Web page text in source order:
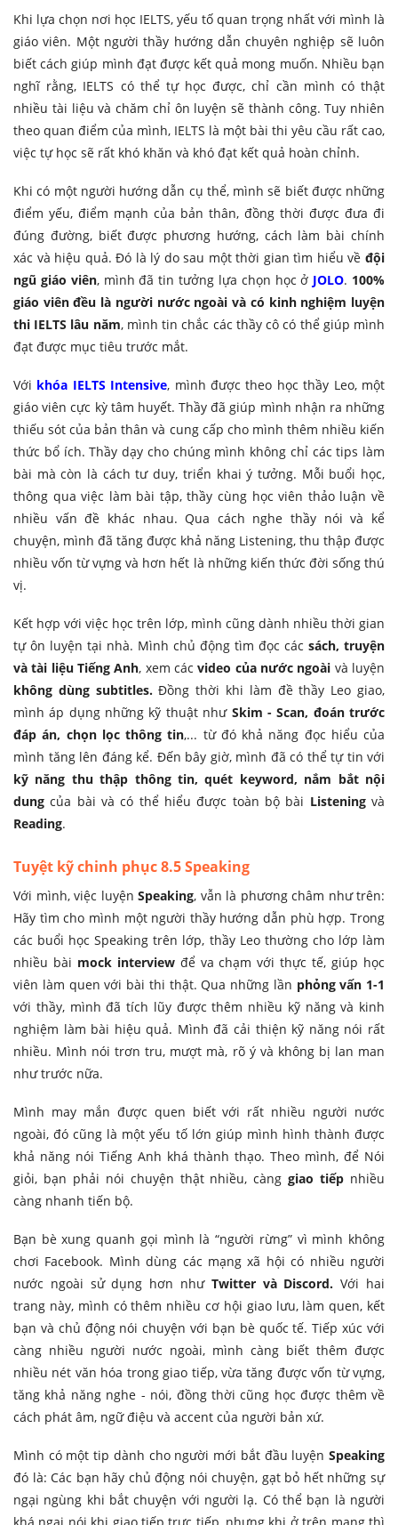
Khi lựa chọn nơi học IELTS, yếu tố quan trọng nhất với mình là
giáo viên. Một người thầy hướng dẫn chuyên nghiệp sẽ luôn
biết cách giúp mình đạt được kết quả mong muốn. Nhiều bạn
nghĩ rằng, IELTS có thể tự học được, chỉ cần mình có thật
nhiều tài liệu và chăm chỉ ôn luyện sẽ thành công. Tuy nhiên
theo quan điểm của mình, IELTS là một bài thi yêu cầu rất cao,
việc tự học sẽ rất khó khăn và khó đạt kết quả hoàn chỉnh.
Khi có một người hướng dẫn cụ thể, mình sẽ biết được những
điểm yếu, điểm mạnh của bản thân, đồng thời được đưa đi
đúng đường, biết được phương hướng, cách làm bài chính
xác và hiệu quả. Đó là lý do sau một thời gian tìm hiểu về đội
ngũ giáo viên, mình đã tin tưởng lựa chọn học ở JOLO. 100%
giáo viên đều là người nước ngoài và có kinh nghiệm luyện
thi IELTS lâu năm, mình tin chắc các thầy cô có thể giúp mình
đạt được mục tiêu trước mắt.
Với khóa IELTS Intensive, mình được theo học thầy Leo, một
giáo viên cực kỳ tâm huyết. Thầy đã giúp mình nhận ra những
thiếu sót của bản thân và cung cấp cho mình thêm nhiều kiến
thức bổ ích. Thầy dạy cho chúng mình không chỉ các tips làm
bài mà còn là cách tư duy, triển khai ý tưởng. Mỗi buổi học,
thông qua việc làm bài tập, thầy cùng học viên thảo luận về
nhiều vấn đề khác nhau. Qua cách nghe thầy nói và kể
chuyện, mình đã tăng được khả năng Listening, thu thập được
nhiều vốn từ vựng và hơn hết là những kiến thức đời sống thú
vị.
Kết hợp với việc học trên lớp, mình cũng dành nhiều thời gian
tự ôn luyện tại nhà. Mình chủ động tìm đọc các sách, truyện
và tài liệu Tiếng Anh, xem các video của nước ngoài và luyện
không dùng subtitles.Đồng thời khi làm đề thầy Leo giao,
mình áp dụng những kỹ thuật như Skim - Scan, đoán trước
đáp án, chọn lọc thông tin,... từ đó khả năng đọc hiểu của
mình tăng lên đáng kể. Đến bây giờ, mình đã có thể tự tin với
kỹ năng thu thập thông tin, quét keyword, nắm bắt nội
dung của bài và có thể hiểu được toàn bộ bài Listeningvà
Reading.
Tuyệt kỹ chinh phục 8.5 Speaking
Với mình, việc luyện Speaking, vẫn là phương châm như trên:
Hãy tìm cho mình một người thầy hướng dẫn phù hợp. Trong
các buổi học Speaking trên lớp, thầy Leo thường cho lớp làm
nhiều bài mock interviewđể va chạm với thực tế, giúp học
viên làm quen với bài thi thật. Qua những lần phỏng vấn 1-1
với thầy, mình đã tích lũy được thêm nhiều kỹ năng và kinh
nghiệm làm bài hiệu quả. Mình đã cải thiện kỹ năng nói rất
nhiều. Mình nói trơn tru, mượt mà, rõ ý và không bị lan man
như trước nữa.
Mình may mắn được quen biết với rất nhiều người nước
ngoài, đó cũng là một yếu tố lớn giúp mình hình thành được
khả năng nói Tiếng Anh khá thành thạo. Theo mình, để Nói
giỏi, bạn phải nói chuyện thật nhiều, cànggiao tiếp nhiều
càng nhanh tiến bộ.
Bạn bè xung quanh gọi mình là “người rừng” vì mình không
chơi Facebook. Mình dùng các mạng xã hội có nhiều người
nước ngoài sử dụng hơn như Twitter và Discord. Với hai
trang này, mình có thêm nhiều cơ hội giao lưu, làm quen, kết
bạn và chủ động nói chuyện với bạn bè quốc tế. Tiếp xúc với
càng nhiều người nước ngoài, mình càng biết thêm được
nhiều nét văn hóa trong giao tiếp, vừa tăng được vốn từ vựng,
tăng khả năng nghe - nói, đồng thời cũng học được thêm về
cách phát âm, ngữ điệu và accent của người bản xứ.
Mình có một tip dành cho người mới bắt đầu luyện Speaking
đó là: Các bạn hãy chủ động nói chuyện, gạt bỏ hết những sự
ngại ngùng khi bắt chuyện với người lạ. Có thể bạn là người